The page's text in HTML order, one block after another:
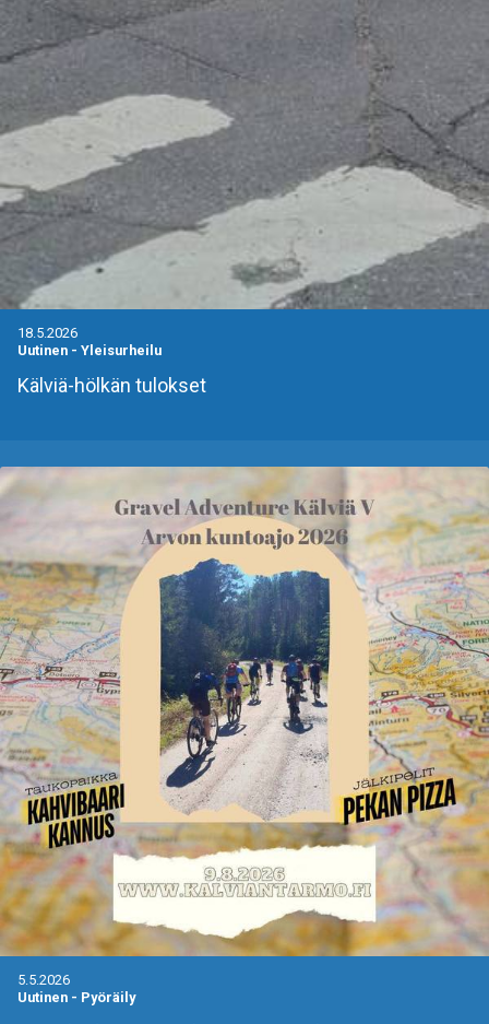
18.5.2026
Uutinen - Yleisurheilu
Kälviä-hölkän tulokset
5.5.2026
Uutinen - Pyöräily